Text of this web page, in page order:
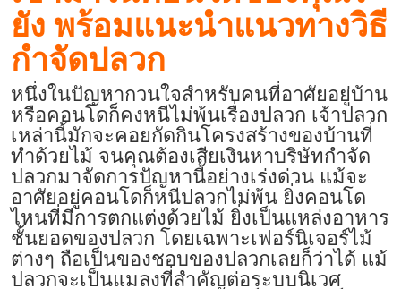
ยัง พร้อมแนะนำแนวทางวิธี
กำจัดปลวก
หนึ่งในปัญหากวนใจสำหรับคนที่อาศัยอยู่บ้าน
หรือคอนโดก็คงหนีไม่พ้นเรื่องปลวก เจ้าปลวก
เหล่านี้มักจะคอยกัดกินโครงสร้างของบ้านที่
ทำด้วยไม้ จนคุณต้องเสียเงินหาบริษัทกำจัด
ปลวกมาจัดการปัญหานี้อย่างเร่งด่วน แม้จะ
อาศัยอยู่คอนโดก็หนีปลวกไม่พ้น ยิ่งคอนโด
ไหนที่มีการตกแต่งด้วยไม้ ยิ่งเป็นแหล่งอาหาร
ชั้นยอดของปลวก โดยเฉพาะเฟอร์นิเจอร์ไม้
ต่างๆ ถือเป็นของชอบของปลวกเลยก็ว่าได้ แม้
ปลวกจะเป็นแมลงที่สำคัญต่อระบบนิเวศ